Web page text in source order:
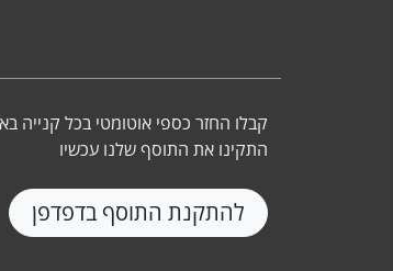
קבלו החזר כספי אוטומטי בכל קנייה
התקינו את התוסף שלנו עכשיו
להתקנת התוסף בדפדפן